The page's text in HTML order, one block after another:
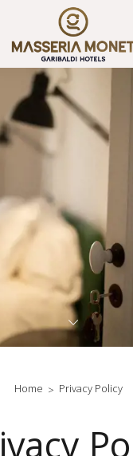
Home Privacy Policy